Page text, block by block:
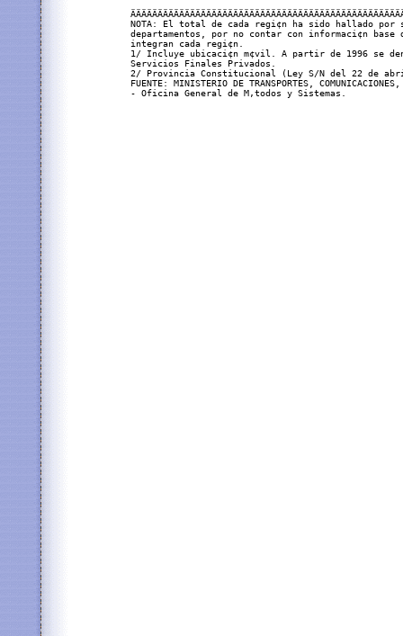
NOTA: El total de cada regi¢n ha sido hallado por
departamentos, por no contar con informaci¢n
integran cada regi¢n.
1/ Incluye ubicaci¢n m¢vil. A partir de 1996 se
Servicios Finales Privados.
2/ Provincia Constitucional (Ley S/N del 22 de
FUENTE: MINISTERIO DE TRANSPORTES,